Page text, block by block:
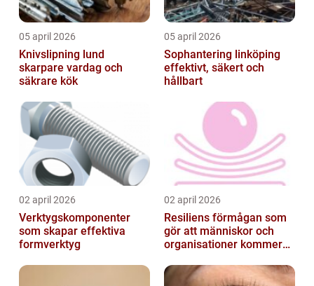
05 april 2026
Knivslipning lund
skarpare vardag och
säkrare kök
05 april 2026
Sophantering linköping
effektivt, säkert och
hållbart
02 april 2026
Verktygskomponenter
som skapar effektiva
formverktyg
02 april 2026
Resiliens förmågan som
gör att människor och
organisationer kommer